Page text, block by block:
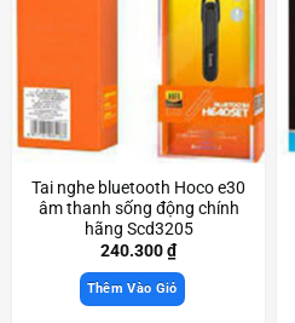
Tai nghe bluetooth Hoco e30
âm thanh sống động chính
hãng Scd3205
240.300₫
Thêm Vào Giỏ